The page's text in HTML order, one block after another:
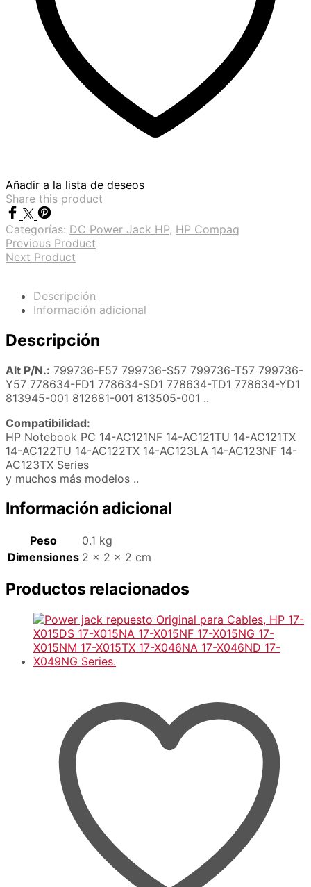
Añadir a la lista de deseos
Share this product
Categorías: DC Power Jack HP, HP Compaq
Previous Product
Next Product
Descripción
Información adicional
Descripción
Alt P/N.: 799736-F57 799736-S57 799736-T57 799736-
Y57 778634-FD1 778634-SD1 778634-TD1 778634-YD1
813945-001 812681-001 813505-001 ..
Compatibilidad:
HP Notebook PC 14-AC121NF 14-AC121TU 14-AC121TX
14-AC122TU 14-AC122TX 14-AC123LA 14-AC123NF 14-
AC123TX Series
y muchos más modelos ..
Información adicional
Peso
0.1 kg
Dimensiones 2 × 2 × 2 cm
Productos relacionados